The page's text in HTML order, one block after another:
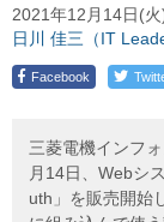
2021年12月14日(火
日川 佳三（IT
Facebook
三菱電機インフ
月14日、Webシ
uth」を販売開始